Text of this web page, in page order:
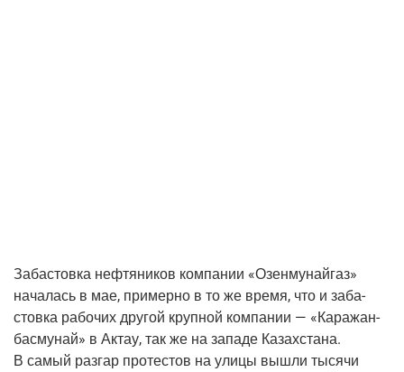
Заба­стов­ка неф­тя­ни­ков ком­па­нии «Озен­му­най­газ»
нача­лась в мае, при­мер­но в то же вре­мя, что и заба­
стов­ка рабо­чих дру­гой круп­ной ком­па­нии — «Кара­жан­
бас­му­най» в Актау, так же на запа­де Казах­ста­на.
В самый раз­гар про­те­стов на ули­цы вышли тыся­чи